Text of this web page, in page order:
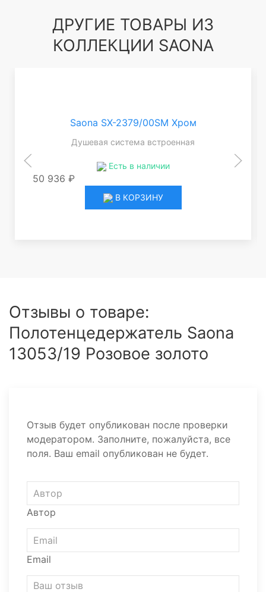
ДРУГИЕ ТОВАРЫ ИЗ
КОЛЛЕКЦИИ SAONA
Saona SX-2379/00SM Хром
Душевая система встроенная
Есть в наличии
50 936 ₽
В КОРЗИНУ
Отзывы о товаре:
Полотенцедержатель Saona
13053/19 Розовое золото
Отзыв будет опубликован после проверки
модератором. Заполните, пожалуйста, все
поля. Ваш email опубликован не будет.
Автор
Email